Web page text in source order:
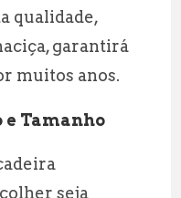
qualidade,
garantirá
muitos anos.
e Tamanho
seja